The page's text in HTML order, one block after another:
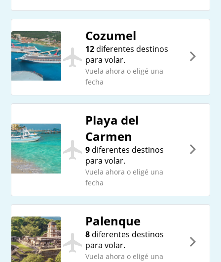
Cozumel
12 diferentes destinos
para volar.
Vuela ahora o eligé una
fecha
Playa del
Carmen
9 diferentes destinos
para volar.
Vuela ahora o eligé una
fecha
Palenque
8 diferentes destinos
para volar.
Vuela ahora o eligé una